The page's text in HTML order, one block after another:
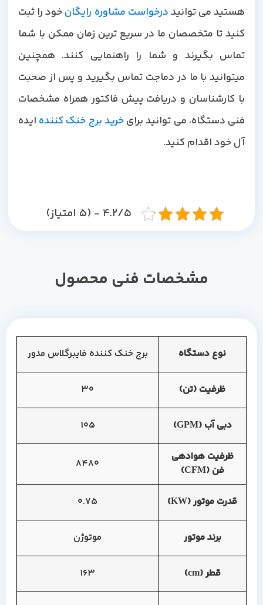
هستید می توانیددرخواست مشاوره رایگانخود را ثبت
کنید تا متخصصان ما در سریع ترین زمان ممکن با شما
تماس بگیرند و شما را راهنمایی کنند. همچنین
میتوانید با ما در دماجت تماس بگیرید و پس از صحبت
با کارشناسان و دریافت پیش فاکتور همراه مشخصات
فنی دستگاه، می توانید برایخرید برج خنک کنندهایده
آل خود اقدام کنید.
4.2/5 - (5 امتیاز)
مشخصات فنی محصول
نوع دستگاه برج خنک کننده فایبرگلاس مدور
ظرفیت (تن)
دبی آب (GPM)
ظرفیت هوادهی
فن (CFM)
8480
قدرت موتور (KW) 0.75
برند موتور موتوژن
قطر (cm)